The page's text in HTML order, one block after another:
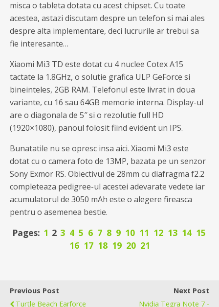
misca o tableta dotata cu acest chipset. Cu toate
acestea, astazi discutam despre un telefon si mai ales
despre alta implementare, deci lucrurile ar trebui sa
fie interesante…
Xiaomi Mi3 TD este dotat cu 4 nuclee Cotex A15
tactate la 1.8GHz, o solutie grafica ULP GeForce si
bineinteles, 2GB RAM. Telefonul este livrat in doua
variante, cu 16 sau 64GB memorie interna. Display-ul
are o diagonala de 5″ si o rezolutie full HD
(1920×1080), panoul folosit fiind evident un IPS.
Bunatatile nu se opresc insa aici. Xiaomi Mi3 este
dotat cu o camera foto de 13MP, bazata pe un senzor
Sony Exmor RS. Obiectivul de 28mm cu diafragma f2.2
completeaza pedigree-ul acestei adevarate vedete iar
acumulatorul de 3050 mAh este o alegere fireasca
pentru o asemenea bestie.
Pages: 1 2 3 4 5 6 7 8 9 10 11 12 13 14 15
16 17 18 19 20 21
Previous Post
Turtle Beach Earforce
Next Post
Nvidia Tegra Note 7 -